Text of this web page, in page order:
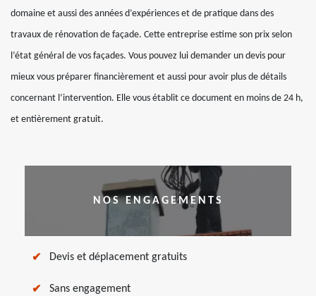
domaine et aussi des années d’expériences et de pratique dans des
travaux de rénovation de façade. Cette entreprise estime son prix selon
l’état général de vos façades. Vous pouvez lui demander un devis pour
mieux vous préparer financièrement et aussi pour avoir plus de détails
concernant l’intervention. Elle vous établit ce document en moins de 24 h,
et entièrement gratuit.
NOS ENGAGEMENTS
Devis et déplacement gratuits
Sans engagement